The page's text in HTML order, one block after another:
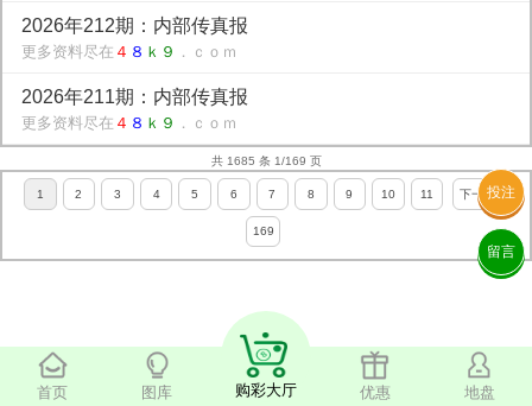
首页 图库 购彩大厅 优惠 地盘
投注
留言
2026年212期：内部传真报
更多资料尽在 ４ ８ ｋ９ ．ｃｏｍ
2026年211期：内部传真报
更多资料尽在 ４ ８ ｋ９ ．ｃｏｍ
共 1685 条 1/169 页
1 2 3 4 5 6 7 8 9 10 11 下一页
169